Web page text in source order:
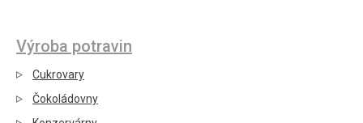
Výroba potravin
Cukrovary
Čokoládovny